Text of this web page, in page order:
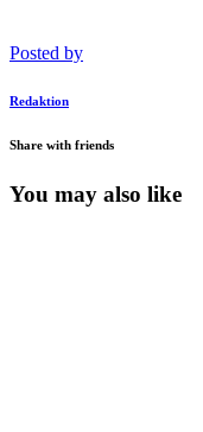
Posted by
Redaktion
Share with friends
You may also like